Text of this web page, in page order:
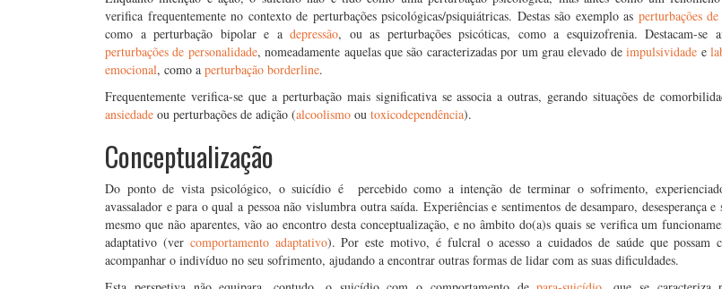
verifica frequentemente no contexto de perturbações psicológicas/psiquiátricas. Destas são exemplo as perturbações
como a perturbação bipolar e a depressão, ou as perturbações psicóticas, como a esquizofrenia. Destacam-se
perturbações de personalidade, nomeadamente aquelas que são caracterizadas por um grau elevado deimpulsividade e
emocional, como a perturbação borderline.
Frequentemente verifica-se que a perturbação mais significativa se associa a outras, gerando situações de
ansiedade ou perturbações de adição (alcoolismo ou toxicodependência).
Conceptualização
Do ponto de vista psicológico, o suicídio é percebido como a intenção de terminar o sofrimento,
avassalador e para o qual a pessoa não vislumbra outra saída. Experiências e sentimentos de desamparo, desesperança e
mesmo que não aparentes, vão ao encontro desta conceptualização, e no âmbito do(a)s quais se verifica um
adaptativo (ver comportamento adaptativo). Por este motivo, é fulcral o acesso a cuidados de saúde que possam
acompanhar o indivíduo no seu sofrimento, ajudando a encontrar outras formas de lidar com as suas dificuldades.